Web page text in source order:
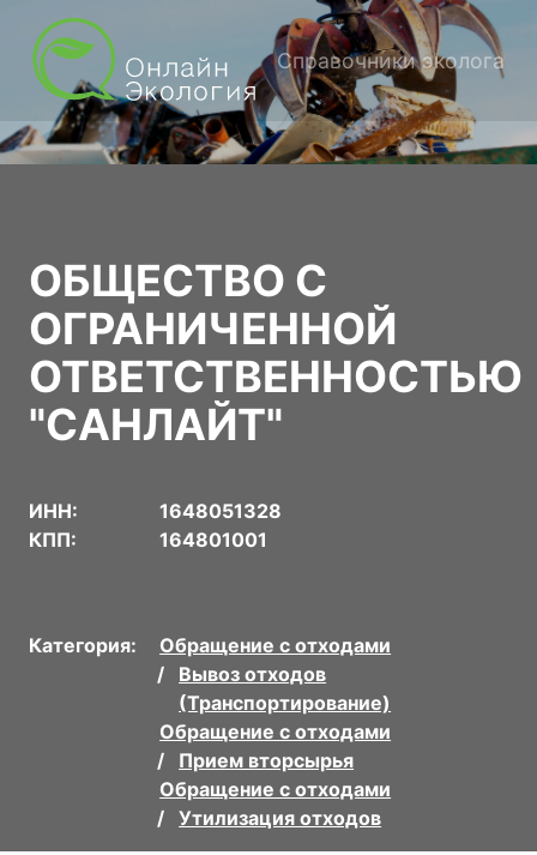
Справочники эколога
ОБЩЕСТВО С
ОГРАНИЧЕННОЙ
ОТВЕТСТВЕННОСТЬЮ
"САНЛАЙТ"
ИНН:
1648051328
КПП:
164801001
Категория:
Обращение с отходами
Вывоз отходов
(Транспортирование)
Обращение с отходами
Прием вторсырья
Обращение с отходами
Утилизация отходов